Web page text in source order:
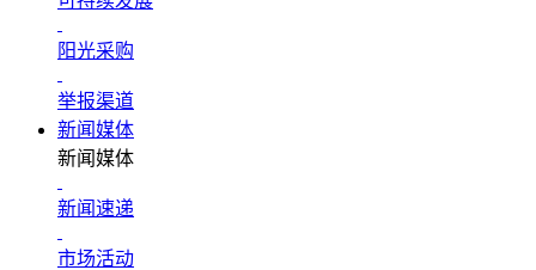
阳光采购
举报渠道
新闻媒体
新闻媒体
新闻速递
市场活动